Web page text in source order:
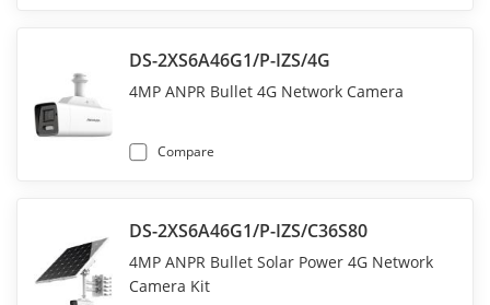
DS-2XS6A46G1/P-IZS/4G
4MP ANPR Bullet 4G Network Camera
Compare
DS-2XS6A46G1/P-IZS/C36S80
4MP ANPR Bullet Solar Power 4G Network
Camera Kit